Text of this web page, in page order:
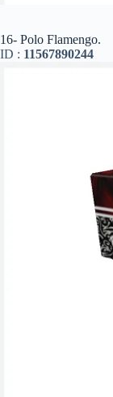
16- Polo Flamengo.
ID : 11567890244